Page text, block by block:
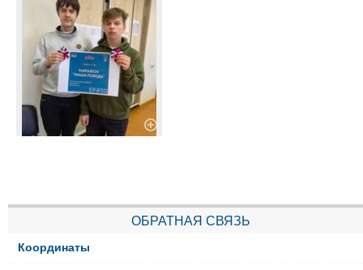
ОБРАТНАЯ СВЯЗЬ
Координаты